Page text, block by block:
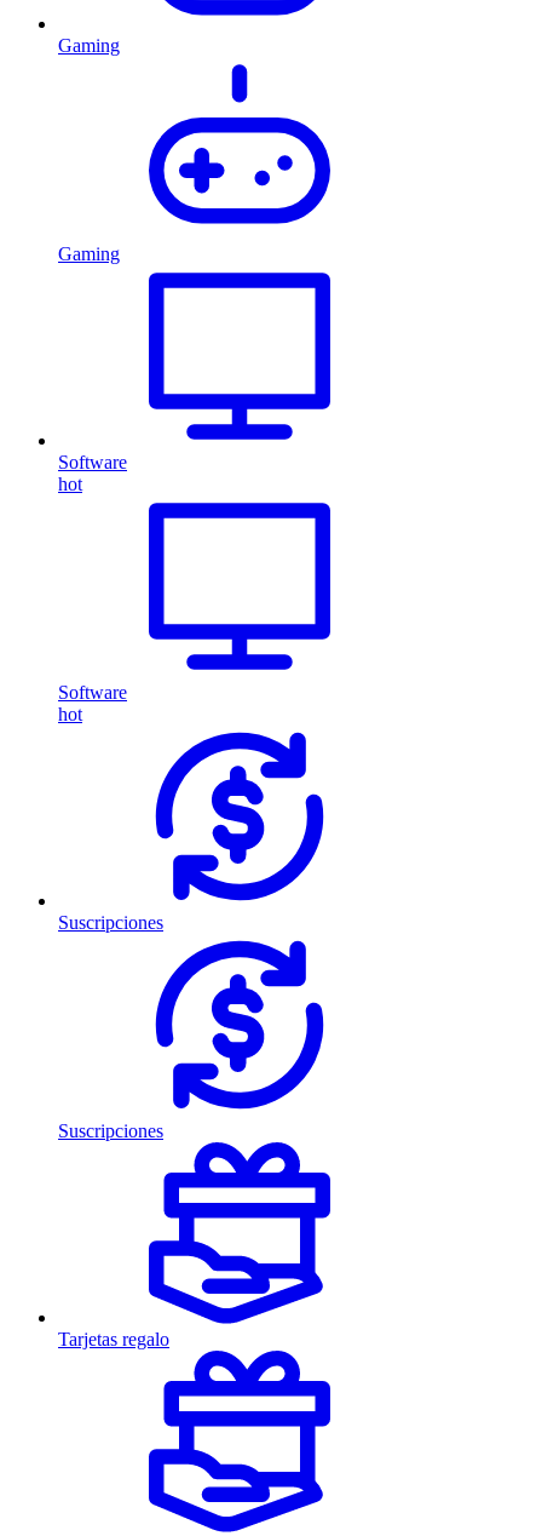
Gaming
Gaming
Software
hot
Software
hot
Suscripciones
Suscripciones
Tarjetas regalo